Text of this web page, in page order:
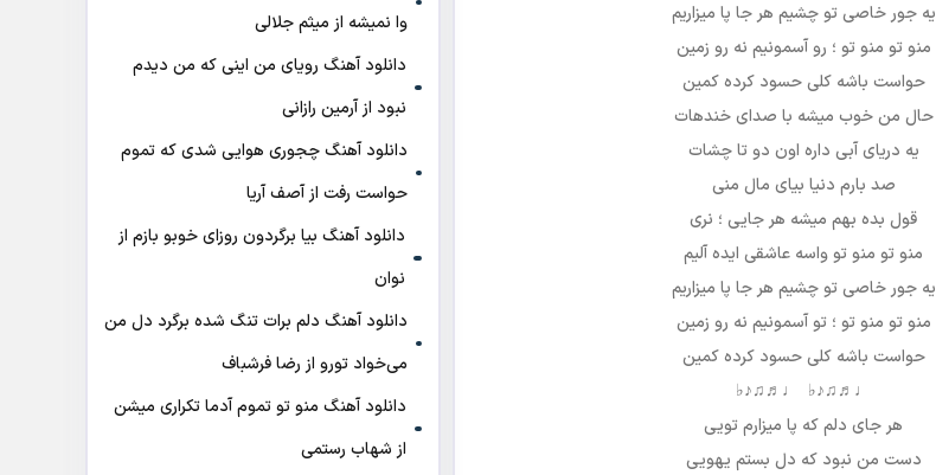
یه جور خاصی تو چشیم هر‌ جا پا میزاریم
منو تو منو تو ؛ رو آسمونیم نه رو زمین
حواست باشه کلی حسود کرده کمین
حال من خوب میشه با صدای خندهات
یه دریای آبی داره اون دو تا چشات
صد بارم دنیا بیای مال منی
قول بده بهم میشه هر جایی ؛ نری
منو تو منو تو واسه عاشقی ایده آلیم
یه جور خاصی تو چشیم هر‌ جا پا میزاریم
منو تو منو تو ؛ تو آسمونیم نه رو زمین
حواست باشه کلی حسود کرده کمین
♩♬♫♪♭ ♩♬♫♪♭
هر جای دلم که پا میزارم تویی
دست من نبود که دل بستم یهویی
وا نمیشه از میثم جلالی
دانلود آهنگ رویای من اینی که من دیدم
نبود از آرمین رازانی
دانلود آهنگ ﭼﺠﻮری ﻫﻮاﻳﻰ ﺷﺪی ﻛﻪ ﺗﻤﻮم
ﺣﻮاﺳﺖ رﻓﺖ از آصف آریا
دانلود آهنگ بیا برگردون روزای خوبو بازم از
نوان
دانلود آهنگ دلم برات تنگ شده برگرد دل من
می‌خواد تورو از رضا فرشباف
دانلود آهنگ منو تو تموم آدما تکراری میشن
از شهاب رستمی